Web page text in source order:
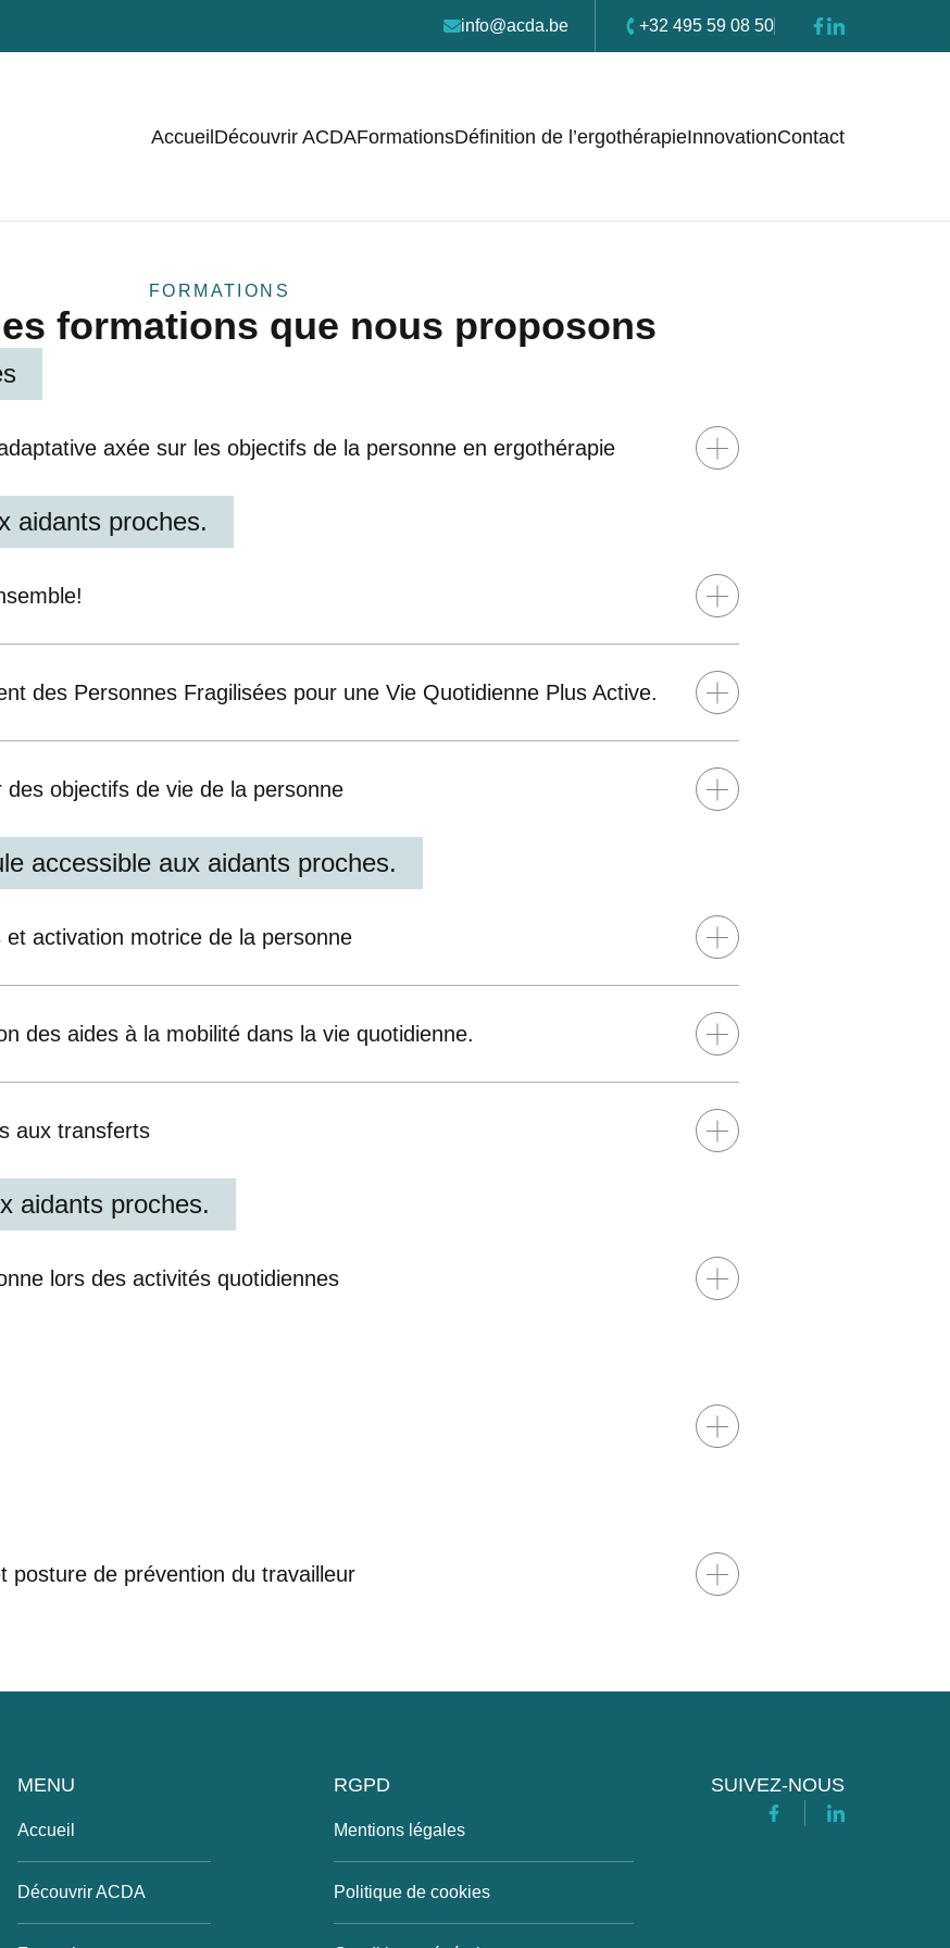
info@acda.be +32 495 59 08 50 Facebook
Linkedin
AccueilDécouvrir ACDAFormationsDéfinition de l’ergothérapieInnovationContact
FORMATIONS
formations que nous proposons
axée sur les objectifs de la personne en ergothérapie
aidants proches.
des Personnes Fragilisées pour une Vie Quotidienne Plus Active.
objectifs de vie de la personne
accessible aux aidants proches.
activation motrice de la personne
des aides à la mobilité dans la vie quotidienne.
aux transferts
aidants proches.
lors des activités quotidiennes
posture de prévention du travailleur
MENU
Accueil
Découvrir ACDA
RGPD
Mentions légales
Politique de cookies
SUIVEZ-NOUS
FacebookLinkedin